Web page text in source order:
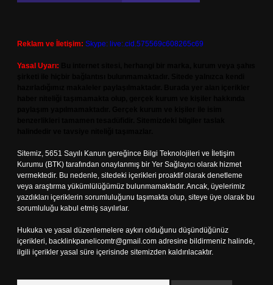
Reklam ve İletişim: Skype: live:.cid.575569c608265c69
Yasal Uyarı:
Sitemiz, 5651 Sayılı Kanun gereğince Bilgi Teknolojileri ve İletişim
Kurumu (BTK) tarafından onaylanmış bir Yer Sağlayıcı olarak hizmet
vermektedir. Bu nedenle, sitedeki içerikleri proaktif olarak denetleme
veya araştırma yükümlülüğümüz bulunmamaktadır. Ancak, üyelerimiz
yazdıkları içeriklerin sorumluluğunu taşımakta olup, siteye üye olarak bu
sorumluluğu kabul etmiş sayılırlar.
Hukuka ve yasal düzenlemelere aykırı olduğunu düşündüğünüz
içerikleri, backlinkpanelicomtr@gmail.com adresine bildirmeniz halinde,
ilgili içerikler yasal süre içerisinde sitemizden kaldırılacaktır.